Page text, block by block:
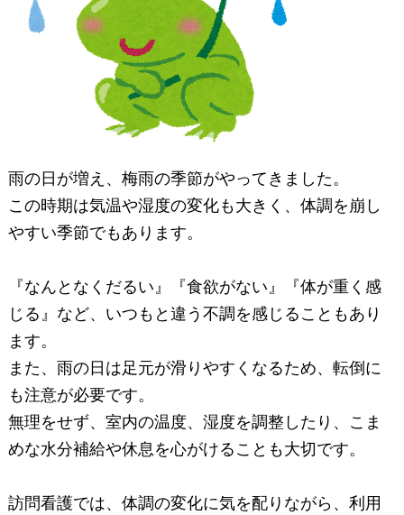
雨の日が増え、梅雨の季節がやってきました。
この時期は気温や湿度の変化も大きく、体調を崩し
やすい季節でもあります。
『なんとなくだるい』『食欲がない』『体が重く感
じる』など、いつもと違う不調を感じることもあり
ます。
また、雨の日は足元が滑りやすくなるため、転倒に
も注意が必要です。
無理をせず、室内の温度、湿度を調整したり、こま
めな水分補給や休息を心がけることも大切です。
訪問看護では、体調の変化に気を配りながら、利用